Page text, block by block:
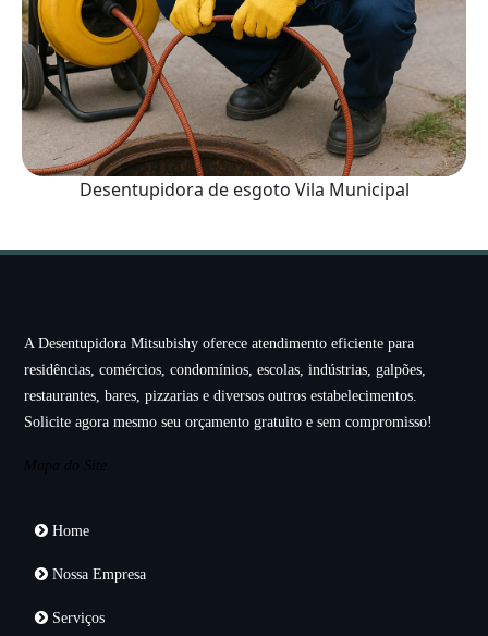
Desentupidora de esgoto Vila Municipal
A Desentupidora Mitsubishy oferece atendimento eficiente para
residências, comércios, condomínios, escolas, indústrias, galpões,
restaurantes, bares, pizzarias e diversos outros estabelecimentos.
Solicite agora mesmo seu orçamento gratuito e sem compromisso!
Mapa do Site
Home
Nossa Empresa
Serviços